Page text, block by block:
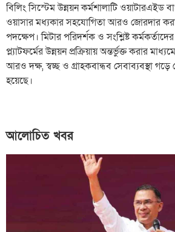
বিলিং সিস্টেম উন্নয়ন কর্মশালাটি ওয়াটারএইড
ওয়াসার মধ্যকার সহযোগিতা আরও জোরদার
পদক্ষেপ। মিটার পরিদর্শক ও সংশ্লিষ্ট
প্ল্যাটফর্মের উন্নয়ন প্রক্রিয়ায় অন্তর্ভুক্ত করার
আরও দক্ষ, স্বচ্ছ ও গ্রাহকবান্ধব সেবাব্যবস্থা গড়ে
হয়েছে।
আলোচিত খবর